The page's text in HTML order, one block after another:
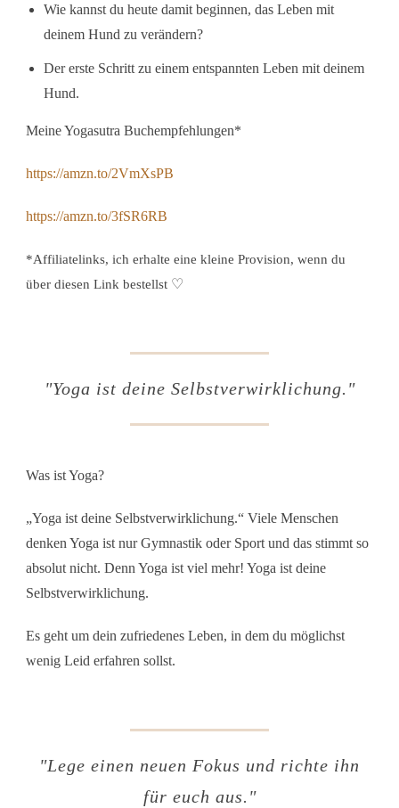
Wie kannst du heute damit beginnen, das Leben mit
deinem Hund zu verändern?
Der erste Schritt zu einem entspannten Leben mit deinem
Hund.
Meine Yogasutra Buchempfehlungen*
https://amzn.to/2VmXsPB
https://amzn.to/3fSR6RB
*Affiliatelinks, ich erhalte eine kleine Provision, wenn du
über diesen Link bestellst ♡
"Yoga ist deine Selbstverwirklichung."
Was ist Yoga?
„Yoga ist deine Selbstverwirklichung.“ Viele Menschen
denken Yoga ist nur Gymnastik oder Sport und das stimmt so
absolut nicht. Denn Yoga ist viel mehr! Yoga ist deine
Selbstverwirklichung.
Es geht um dein zufriedenes Leben, in dem du möglichst
wenig Leid erfahren sollst.
"Lege einen neuen Fokus und richte ihn
für euch aus."